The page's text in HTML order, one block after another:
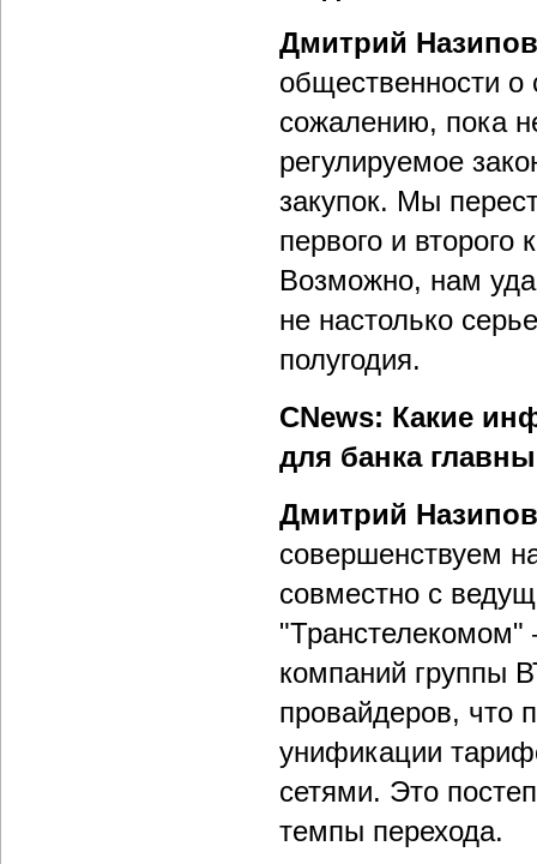
Дмитрий
общественности
сожалению, пока
регулируемое
закупок. Мы
первого и второго
Возможно, нам
не настолько
полугодия.
CNews: Какие
для банка
Дмитрий
совершенствуем
совместно с
"Транстелекомом"
компаний группы
провайдеров, что
унификации
сетями. Это
темпы перехода.